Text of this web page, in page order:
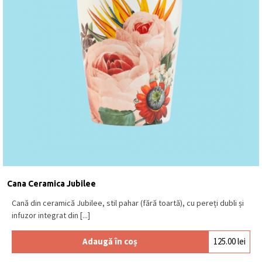
Cana Ceramica Jubilee
Cană din ceramică Jubilee, stil pahar (fără toartă), cu pereți dubli și
infuzor integrat din [...]
Adaugă în coș 125.00lei